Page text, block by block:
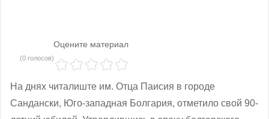
Оцените материал
(0 голосов)
На днях читалиште им. Отца Паисия в городе
Сандански, Юго-западная Болгария, отметило свой 90-